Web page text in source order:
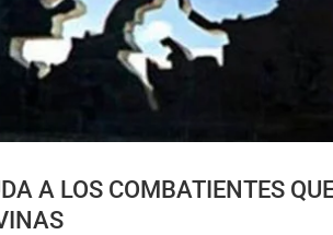
A LOS COMBATIENTES